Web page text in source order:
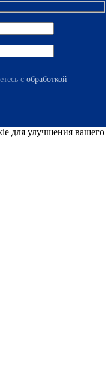
с обработкой
для улучшения вашего